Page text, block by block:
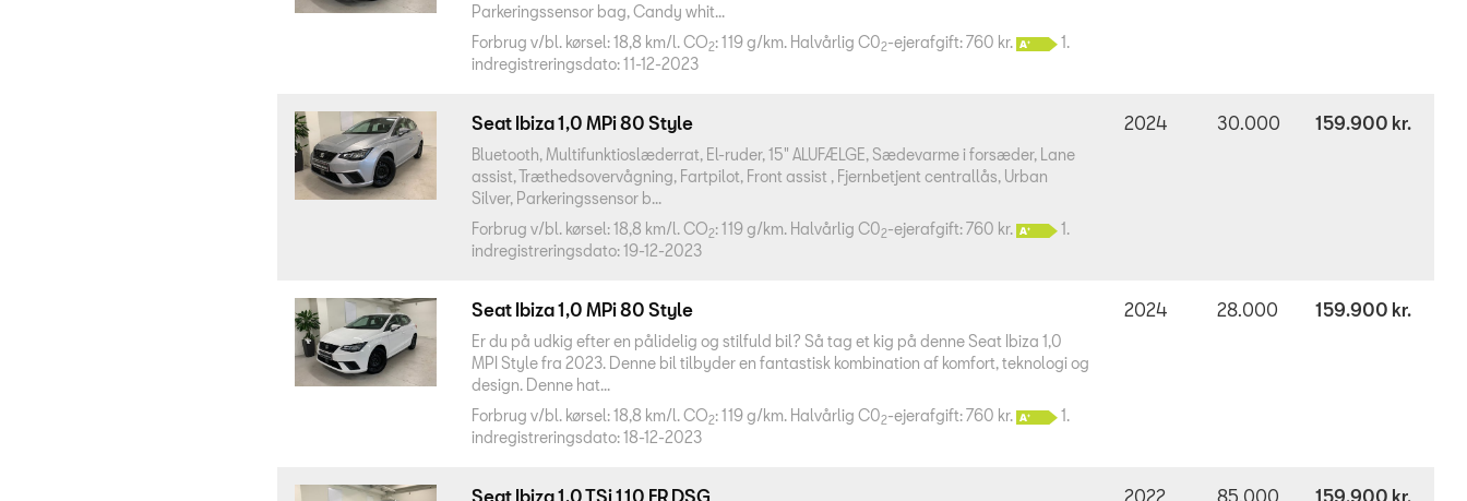
Parkeringssensor bag, Candy whit...
Forbrug v/bl. kørsel: 18,8 km/l. CO2: 119 g/km. Halvårlig C02-ejerafgift: 760 kr.
1.
indregistreringsdato: 11-12-2023
Seat Ibiza 1,0 MPi 80 Style
Bluetooth, Multifunktioslæderrat, El-ruder, 15" ALUFÆLGE, Sædevarme i forsæder, Lane
assist, Træthedsovervågning, Fartpilot, Front assist , Fjernbetjent centrallås, Urban
Silver, Parkeringssensor b...
Forbrug v/bl. kørsel: 18,8 km/l. CO2: 119 g/km. Halvårlig C02-ejerafgift: 760 kr.
1.
indregistreringsdato: 19-12-2023
2024 30.000 159.900 kr.
Seat Ibiza 1,0 MPi 80 Style
Er du på udkig efter en pålidelig og stilfuld bil? Så tag et kig på denne Seat Ibiza 1,0
MPI Style fra 2023. Denne bil tilbyder en fantastisk kombination af komfort, teknologi og
design. Denne hat...
Forbrug v/bl. kørsel: 18,8 km/l. CO2: 119 g/km. Halvårlig C02-ejerafgift: 760 kr.
1.
indregistreringsdato: 18-12-2023
2024 28.000 159.900 kr.
Seat Ibiza 1,0 TSi 110 FR DSG 2022 85.000 159.900 kr.